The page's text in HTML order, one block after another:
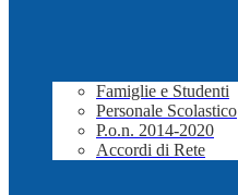
Famiglie e Studenti
Personale Scolastico
P.o.n. 2014-2020
Accordi di Rete